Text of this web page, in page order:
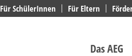
Für SchülerInnen Für Eltern
Das AEG